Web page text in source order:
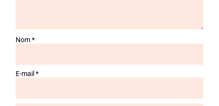
Nom*
E-mail *